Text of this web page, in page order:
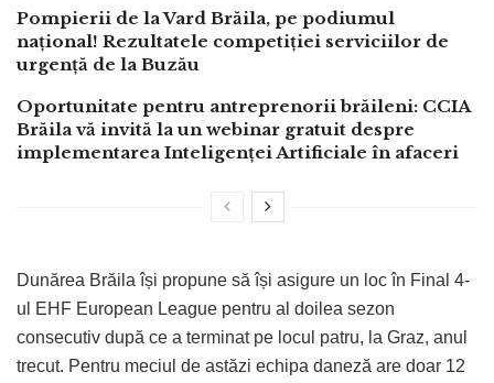
Pompierii de la Vard Brăila, pe podiumul
național! Rezultatele competiției serviciilor de
urgență de la Buzău
Oportunitate pentru antreprenorii brăileni: CCIA
Brăila vă invită la un webinar gratuit despre
implementarea Inteligenței Artificiale în afaceri
Dunărea Brăila își propune să își asigure un loc în Final 4-
ul EHF European League pentru al doilea sezon
consecutiv după ce a terminat pe locul patru, la Graz, anul
trecut. Pentru meciul de astăzi echipa daneză are doar 12